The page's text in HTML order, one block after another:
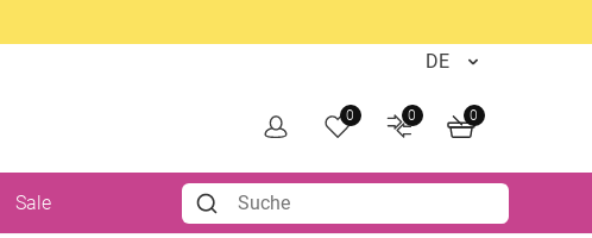
0 0 0
Sale